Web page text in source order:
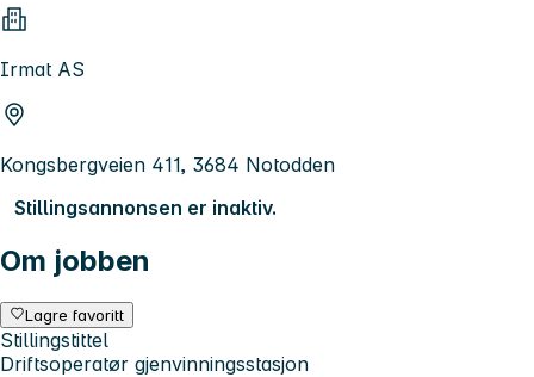
Irmat AS
Kongsbergveien 411, 3684 Notodden
Stillingsannonsen er inaktiv.
Om jobben
Lagre favoritt
Stillingstittel
Driftsoperatør gjenvinningsstasjon